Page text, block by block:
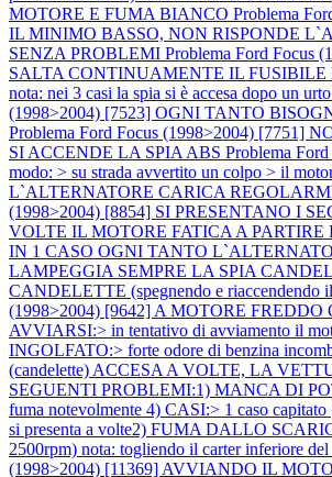
MOTORE E FUMA BIANCO Problema
IL MINIMO BASSO, NON RISPONDE
SENZA PROBLEMI Problema Ford
SALTA CONTINUAMENTE IL
nota: nei 3 casi la spia si è accesa dopo un
(1998>2004) [7523] OGNI TANTO
Problema Ford Focus (1998>2004)
SI ACCENDE LA SPIA ABS Problema
modo: > su strada avvertito un colpo > il
L`ALTERNATORE CARICA
(1998>2004) [8854] SI PRESENTANO I
VOLTE IL MOTORE FATICA A PARTIRE
IN 1 CASO OGNI TANTO
LAMPEGGIA SEMPRE LA SPIA
CANDELETTE (spegnendo e riaccendendo
(1998>2004) [9642] A MOTORE
AVVIARSI:> in tentativo di avviamento il
INGOLFATO:> forte odore di benzina
(candelette) ACCESA A VOLTE, LA
SEGUENTI PROBLEMI:1) MANCA DI
fuma notevolmente 4) CASI:> 1 caso capitato
si presenta a volte2) FUMA DALLO
2500rpm) nota: togliendo il carter inferiore
(1998>2004) [11369] AVVIANDO IL